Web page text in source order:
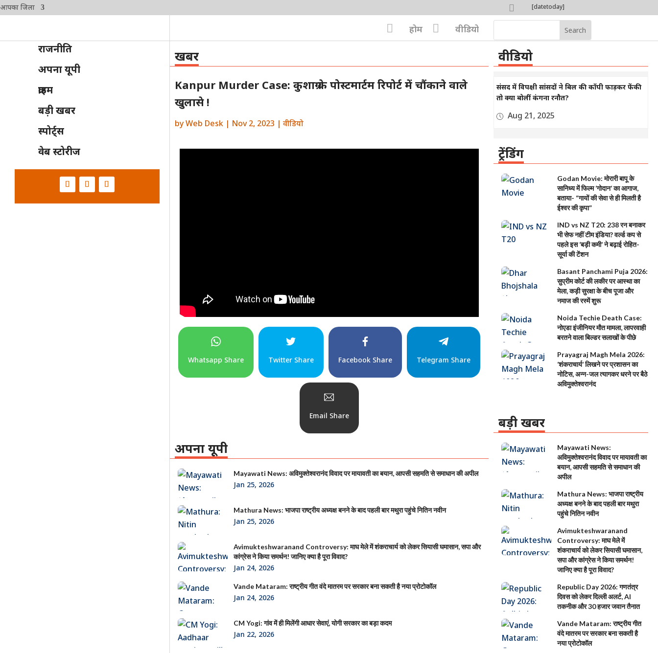
आपका जिला  [datetoday]
 वीडियो
 होम
राजनीति
अपना यूपी
क्राइम
बड़ी खबर
स्पोर्ट्स
वेब स्टोरीज
खबर
Kanpur Murder Case: कुशाग्र के पोस्टमार्टम रिपोर्ट में चौंकाने वाले
खुलासे !
byWeb Desk | Nov 2, 2023 |वीडियो
Whatsapp Share Twitter Share Facebook Share Telegram Share
Email Share
अपना यूपी
Mayawati News: अविमुक्तेश्वरानंद विवाद पर मायावती का बयान, आपसी सहमति से समाधान की अपील
Jan 25, 2026
Mathura News: भाजपा राष्ट्रीय अध्यक्ष बनने के बाद पहली बार मथुरा पहुंचे नितिन नवीन
Jan 25, 2026
Avimukteshwaranand Controversy: माघ मेले में शंकराचार्य को लेकर सियासी घमासान, सपा और
कांग्रेस ने किया समर्थन! जानिए क्या है पूरा विवाद?
Jan 24, 2026
Vande Mataram: राष्ट्रीय गीत वंदे मातरम पर सरकार बना सकती है नया प्रोटोकॉल
Jan 24, 2026
CM Yogi: गांव में ही मिलेंगी आधार सेवाएं, योगी सरकार का बड़ा कदम
Jan 22, 2026
वीडियो
संसद में विपक्षी सांसदों ने बिल की कॉपी फाड़कर फेंकी
तो क्या बोलीं कंगना रनौत?
Aug 21, 2025
ट्रेंडिंग
Godan Movie: मोरारी बापू के
सानिध्य में फिल्म ‘गोदान’ का आगाज,
बताया- “गायों की सेवा से ही मिलती है
ईश्वर की कृपा”
IND vs NZ T20: 238 रन बनाकर
भी सेफ नहीं टीम इंडिया? वर्ल्ड कप से
पहले इस ‘बड़ी कमी’ ने बढ़ाई रोहित-
सूर्या की टेंशन
Basant Panchami Puja 2026:
सुप्रीम कोर्ट की लकीर पर आस्था का
मेला, कड़ी सुरक्षा के बीच पूजा और
नमाज की रस्में शुरू
Noida Techie Death Case:
नोएडा इंजीनियर मौत मामला, लापरवाही
बरतने वाला बिल्डर सलाखों के पीछे
Prayagraj Magh Mela 2026:
‘शंकराचार्य’ लिखने पर प्रशासन का
नोटिस, अन्न-जल त्यागकर धरने पर बैठे
अविमुक्तेश्वरानंद
बड़ी खबर
Mayawati News:
अविमुक्तेश्वरानंद विवाद पर मायावती का
बयान, आपसी सहमति से समाधान की
अपील
Mathura News: भाजपा राष्ट्रीय
अध्यक्ष बनने के बाद पहली बार मथुरा
पहुंचे नितिन नवीन
Avimukteshwaranand
Controversy: माघ मेले में
शंकराचार्य को लेकर सियासी घमासान,
सपा और कांग्रेस ने किया समर्थन!
जानिए क्या है पूरा विवाद?
Republic Day 2026: गणतंत्र
दिवस को लेकर दिल्ली अलर्ट, AI
तकनीक और 30 हजार जवान तैनात
Vande Mataram: राष्ट्रीय गीत
वंदे मातरम पर सरकार बना सकती है
नया प्रोटोकॉल